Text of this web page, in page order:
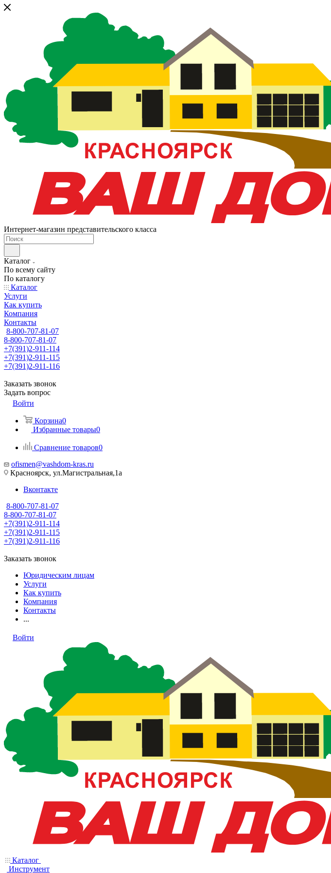
Интернет-магазин представительского класса
Каталог
По всему сайту
По каталогу
Каталог
Услуги
Как купить
Компания
Контакты
8-800-707-81-07
8-800-707-81-07
+7(391)2-911-114
+7(391)2-911-115
+7(391)2-911-116
Заказать звонок
Задать вопрос
Войти
Корзина0
Избранные товары0
Сравнение товаров0
ofismen@vashdom-kras.ru
Красноярск, ул.Магистральная,1а
Вконтакте
8-800-707-81-07
8-800-707-81-07
+7(391)2-911-114
+7(391)2-911-115
+7(391)2-911-116
Заказать звонок
Юридическим лицам
Услуги
Как купить
Компания
Контакты
...
Войти
Каталог
Инструмент